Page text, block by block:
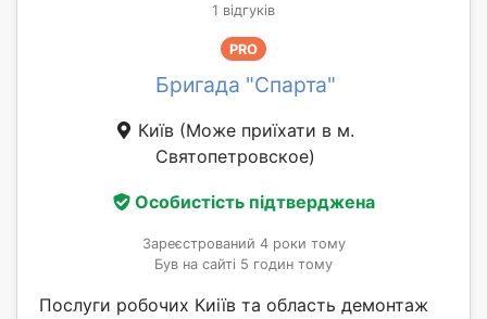
1 відгуків
PRO
Бригада "Спарта"
Київ (Може приїхати в м.
Святопетровское)
Особистість підтверджена
Зареєстрований 4 роки тому
Був на сайті 5 годин тому
Послуги робочих Киіїв та область демонтаж